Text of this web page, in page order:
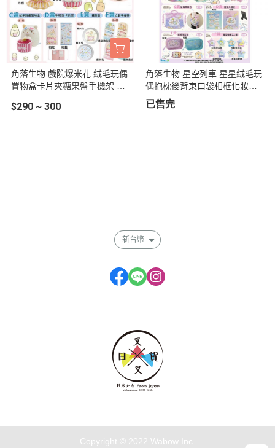
角落生物 戲院爆米花 絨毛玩偶
置物盒卡片夾糖果盤手機架 一
$290 ~ 300
角落生物 星空列車 星星絨毛玩
偶抱枕後背束口袋相框化妝包
星型徽章一番賞抽抽樂
已售完
新台幣
Copyright © 2022 Wabow Inc.